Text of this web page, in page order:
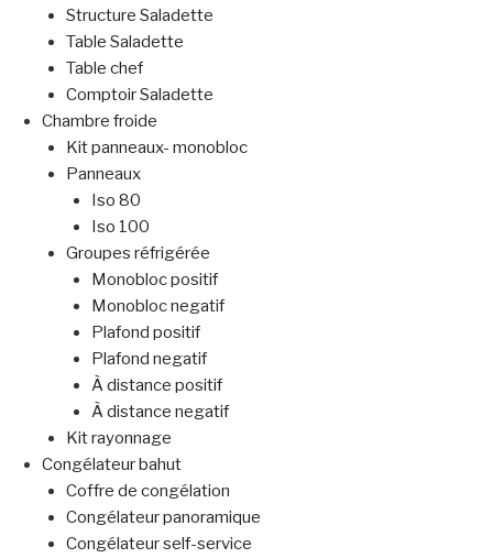
Structure Saladette
Table Saladette
Table chef
Comptoir Saladette
Chambre froide
Kit panneaux- monobloc
Panneaux
Iso 80
Iso 100
Groupes réfrigérée
Monobloc positif
Monobloc negatif
Plafond positif
Plafond negatif
À distance positif
À distance negatif
Kit rayonnage
Congélateur bahut
Coffre de congélation
Congélateur panoramique
Congélateur self-service